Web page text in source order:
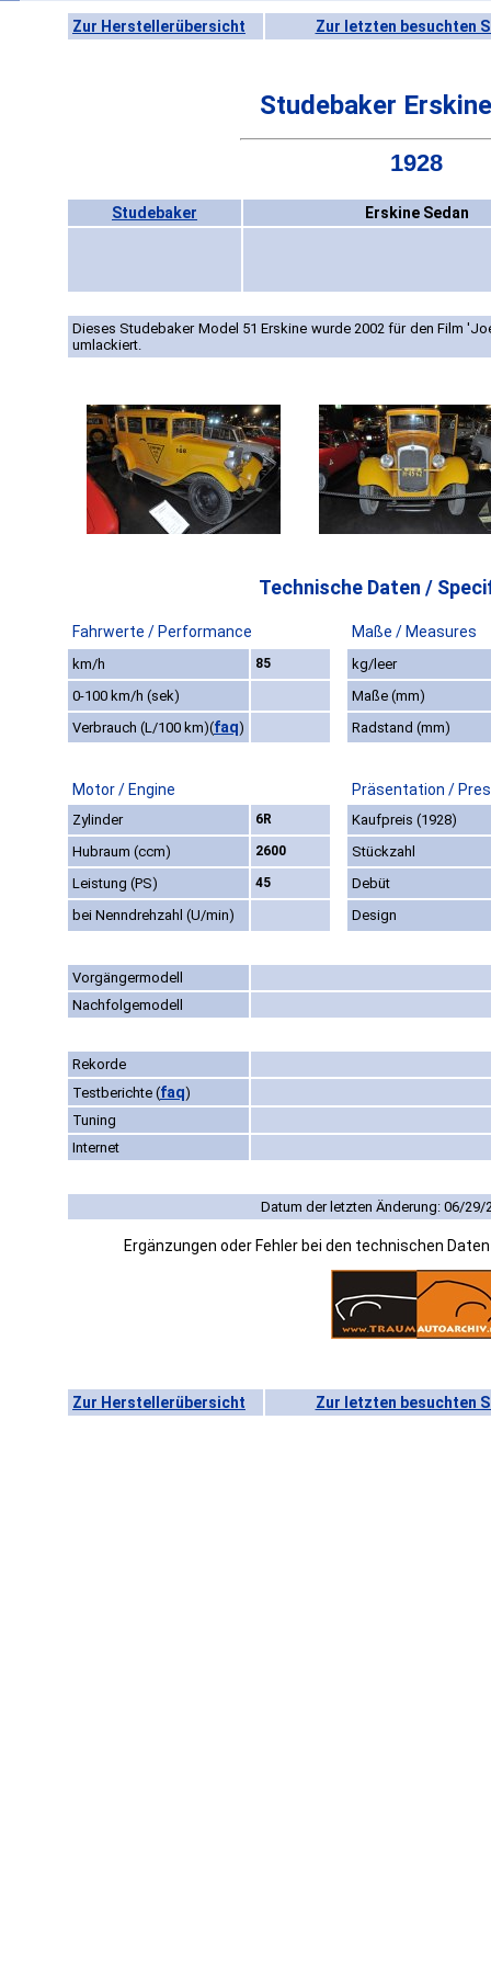
Zur Herstellerübersicht Zur letzten besuchten
Studebaker
1928
Studebaker Erskine Sedan
Dieses Studebaker Model 51 Erskine wurde 2002 für den Film
umlackiert.
Technische Daten /
Fahrwerte / Performance Maße / Measures
km/h 85
kg/leer
0-100 km/h (sek)
Maße (mm)
Verbrauch (L/100 km)(faq) Radstand (mm)
Motor / Engine Präsentation /
Zylinder 6R
Kaufpreis (1928)
Hubraum (ccm)
2600
Stückzahl
Leistung (PS)
45
Debüt
bei Nenndrehzahl (U/min)
Design
Vorgängermodell
Nachfolgemodell
Rekorde
Testberichte (faq)
Tuning
Internet
Datum der letzten Änderung: 06/29/
Ergänzungen oder Fehler bei den technischen
Zur Herstellerübersicht Zur letzten besuchten